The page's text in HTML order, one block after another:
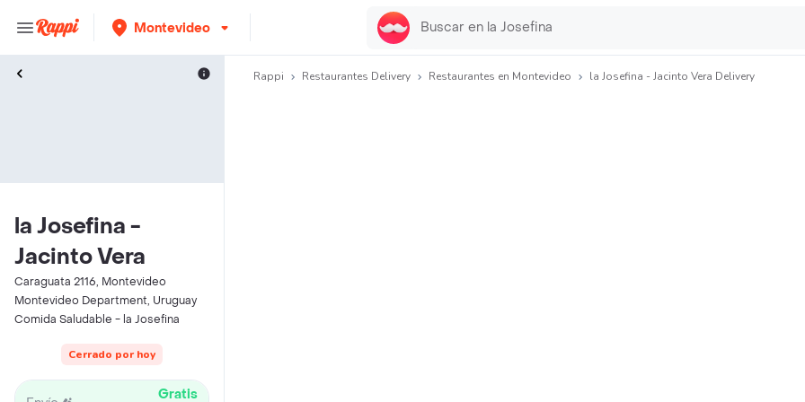
Montevideo
la Josefina -
Jacinto Vera
Caraguata 2116, Montevideo
Montevideo Department, Uruguay
Comida Saludable - la Josefina
Cerrado por hoy
Gratis
Rappi Restaurantes Delivery Restaurantes en Montevideo la Josefina - Jacinto Vera Delivery